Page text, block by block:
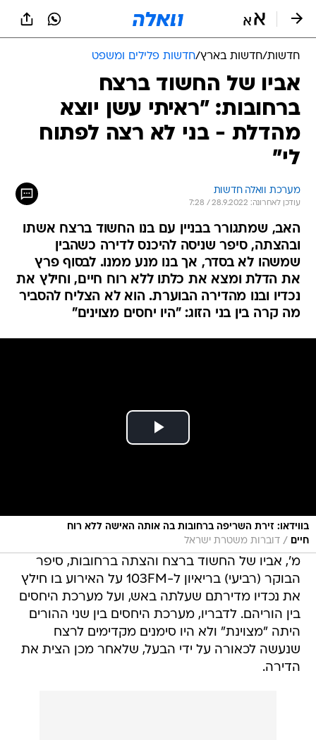
חדשות/חדשות בארץ/חדשות פלילים ומשפט
אביו של החשוד ברצח
ברחובות: "ראיתי עשן יוצא
מהדלת - בני לא רצה לפתוח
לי"
מערכת וואלה חדשות
עודכן לאחרונה: 28.9.2022 / 7:28
האב, שמתגורר בבניין עם בנו החשוד ברצח אשתו
ובהצתה, סיפר שניסה להיכנס לדירה כשהבין
שמשהו לא בסדר, אך בנו מנע ממנו. לבסוף פרץ
את הדלת ומצא את כלתו ללא רוח חיים, וחילץ את
נכדיו ובנו מהדירה הבוערת. הוא לא הצליח להסביר
מה קרה בין בני הזוג: "היו יחסים מצוינים"
בווידאו: זירת השריפה ברחובות בה אותה האישה ללא רוח
חיים
/ דוברות משטרת ישראל
מ', אביו של החשוד ברצח והצתה ברחובות, סיפר
הבוקר (רביעי) בריאיון ל-103FM על האירוע בו חילץ
את נכדיו מדירתם שעלתה באש, ועל מערכת היחסים
בין הוריהם. לדבריו, מערכת היחסים בין שני ההורים
היתה "מצוינת" ולא היו סימנים מקדימים לרצח
שנעשה לכאורה על ידי הבעל, שלאחר מכן הצית את
הדירה.